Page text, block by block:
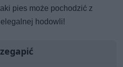
pies może pochodzić z
hodowli!